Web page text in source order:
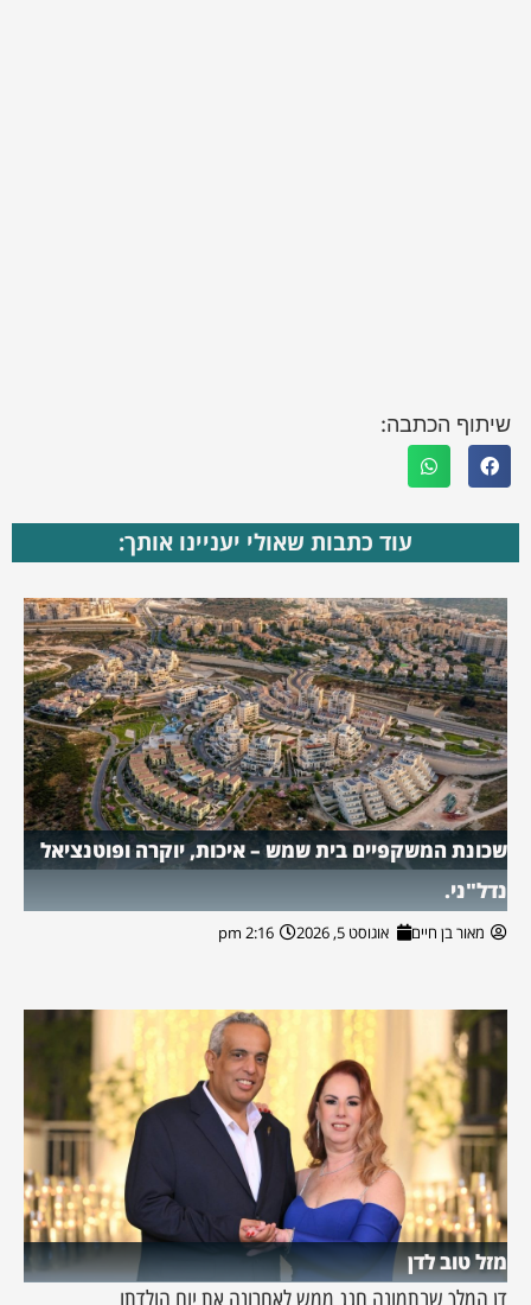
שיתוף הכתבה:
עוד כתבות שאולי יעניינו אותך:
שכונת המשקפיים בית שמש – איכות, יוקרה ופוטנציאל
נדל"ני.
מאור בן חיים אוגוסט 5, 2026 2:16 pm
מזל טוב לדן